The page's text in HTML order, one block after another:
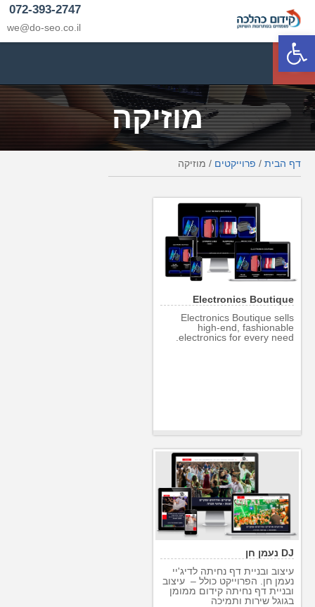
פתח סרגל נגישות
072-393-2747
we@do-seo.co.il
p
מוזיקה
דף הבית / פרוייקטים / מוזיקה
Electronics Boutique
Electronics Boutique sells
high-end, fashionable
electronics for every need.
DJ נעמן חן
עיצוב ובניית דף נחיתה לדיג'יי
נעמן חן. הפרוייקט כולל – עיצוב
ובניית דף נחיתה קידום ממומן
בגוגל שירות ותמיכה